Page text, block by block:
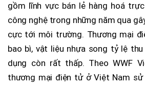
gồm lĩnh vực bán lẻ hàng hoá
công nghệ trong những năm qua
cực tới môi trường. Thương mại
bao bì, vật liệu nhựa song tỷ lệ
dụng còn rất thấp. Theo WWF
thương mại điện tử ở Việt Nam